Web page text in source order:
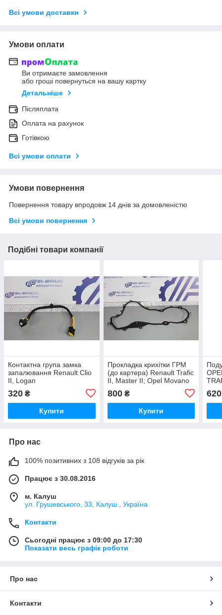
Всі умови доставки
Умови оплати
Ви отримаєте замовлення
або гроші повернуться на вашу картку
Детальніше
Післяплата
Оплата на рахунок
Готівкою
Всі умови оплати
Умови повернення
Повернення товару впродовж 14 днів за домовленістю
Всі умови повернення
Подібні товари компанії
Контактна група замка
запалювання Renault Clio
II, Logan
320 ₴
Купити
Прокладка крихітки ГРМ
(до картера) Renault Trafic
II, Master II; Opel Movano
800₴
Купити
620
Про нас
100% позитивних з 108 відгуків за рік
Працює з 30.08.2016
м. Калуш
ул. Грушевського, 33, Калуш , Україна
Контакти
Сьогодні працює з 09:00 до 17:30
Показати весь графік роботи
Про нас
Контакти